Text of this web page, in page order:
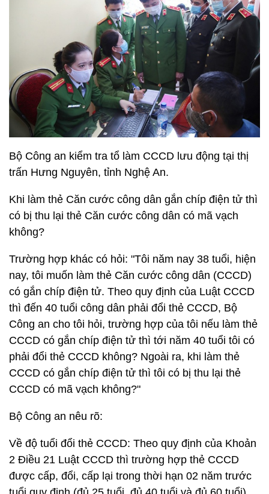
Bộ Công an kiểm tra tổ làm CCCD lưu động tại thị
trấn Hưng Nguyên, tỉnh Nghệ An.
Khi làm thẻ Căn cước công dân gắn chíp điện tử thì
có bị thu lại thẻ Căn cước công dân có mã vạch
không?
Trường hợp khác có hỏi: "Tôi năm nay 38 tuổi, hiện
nay, tôi muốn làm thẻ Căn cước công dân (CCCD)
có gắn chíp điện tử. Theo quy định của Luật CCCD
thì đến 40 tuổi công dân phải đổi thẻ CCCD, Bộ
Công an cho tôi hỏi, trường hợp của tôi nếu làm thẻ
CCCD có gắn chíp điện tử thì tới năm 40 tuổi tôi có
phải đổi thẻ CCCD không? Ngoài ra, khi làm thẻ
CCCD có gắn chíp điện tử thì tôi có bị thu lại thẻ
CCCD có mã vạch không?"
Bộ Công an nêu rõ:
Về độ tuổi đổi thẻ CCCD: Theo quy định của Khoản
2 Điều 21 Luật CCCD thì trường hợp thẻ CCCD
được cấp, đổi, cấp lại trong thời hạn 02 năm trước